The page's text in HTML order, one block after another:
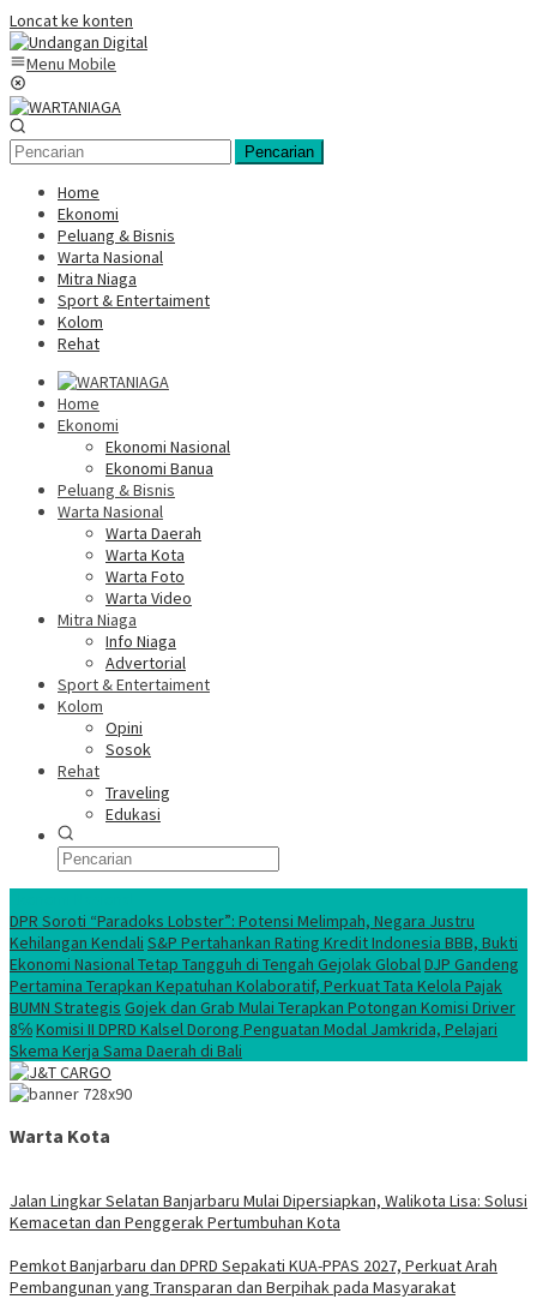
Loncat ke konten
Menu Mobile
Pencarian
Home
Ekonomi
Peluang & Bisnis
Warta Nasional
Mitra Niaga
Sport & Entertaiment
Kolom
Rehat
Home
Ekonomi
Ekonomi Nasional
Ekonomi Banua
Peluang & Bisnis
Warta Nasional
Warta Daerah
Warta Kota
Warta Foto
Warta Video
Mitra Niaga
Info Niaga
Advertorial
Sport & Entertaiment
Kolom
Opini
Sosok
Rehat
Traveling
Edukasi
DPR Soroti “Paradoks Lobster”: Potensi Melimpah, Negara Justru
Kehilangan Kendali S&P Pertahankan Rating Kredit Indonesia BBB, Bukti
Ekonomi Nasional Tetap Tangguh di Tengah Gejolak GlobalDJP Gandeng
Pertamina Terapkan Kepatuhan Kolaboratif, Perkuat Tata Kelola Pajak
BUMN Strategis Gojek dan Grab Mulai Terapkan Potongan Komisi Driver
8℅Komisi II DPRD Kalsel Dorong Penguatan Modal Jamkrida, Pelajari
Skema Kerja Sama Daerah di Bali
Warta Kota
Jalan Lingkar Selatan Banjarbaru Mulai Dipersiapkan, Walikota Lisa: Solusi
Kemacetan dan Penggerak Pertumbuhan Kota
Pemkot Banjarbaru dan DPRD Sepakati KUA-PPAS 2027, Perkuat Arah
Pembangunan yang Transparan dan Berpihak pada Masyarakat